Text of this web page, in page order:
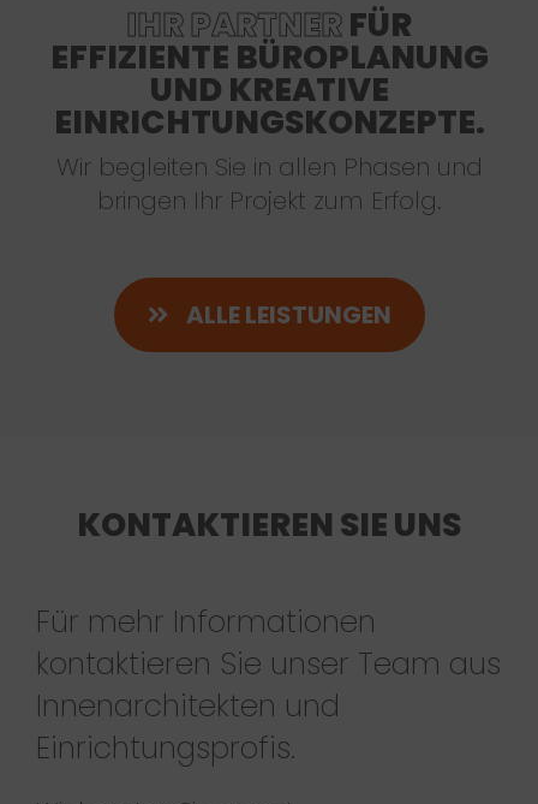
IHR PARTNERFÜR
EFFIZIENTE BÜROPLANUNG
UND KREATIVE
EINRICHTUNGSKONZEPTE.
Wir begleiten Sie in allen Phasen und
bringen Ihr Projekt zum Erfolg.
ALLE LEISTUNGEN
KONTAKTIEREN SIE UNS
Für mehr Informationen
kontaktieren Sie unser Team aus
Innenarchitekten und
Einrichtungsprofis.